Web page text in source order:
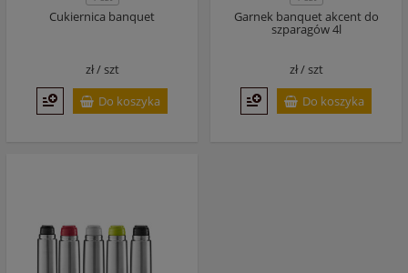
Cukiernica banquet
zł /szt
Do koszyka
Garnek banquet akcent do
szparagów 4l
zł /szt
Do koszyka